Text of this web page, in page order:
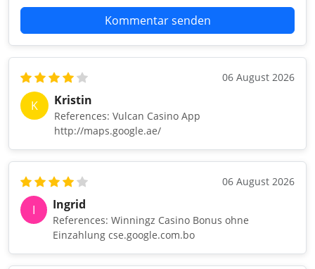
Kommentar senden
06 August 2026
K Kristin
References: Vulcan Casino App
http://maps.google.ae/
06 August 2026
I Ingrid
References: Winningz Casino Bonus ohne
Einzahlung cse.google.com.bo